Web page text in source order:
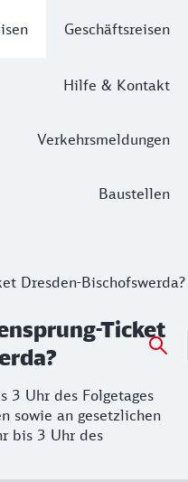
Geschäftsreisen
Hilfe & Kontakt
Verkehrsmeldungen
Baustellen
Dresden-Bischofswerda?
Ticket
3 Uhr des Folgetages
sowie an gesetzlichen
bis 3 Uhr des